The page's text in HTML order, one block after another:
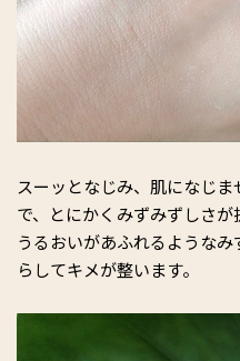
スーッとなじみ、肌になじ
で、とにかくみずみずしさが
うるおいがあふれるような
らしてキメが整います。